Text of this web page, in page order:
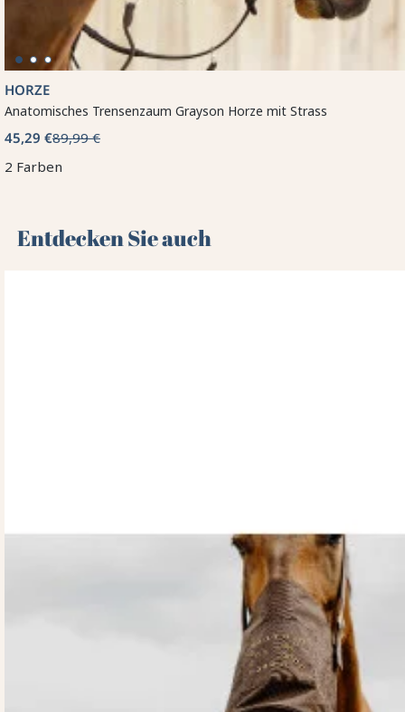
HORZE
Anatomisches Trensenzaum Grayson Horze mit Strass
45,29 €89,99 €
2 Farben
Entdecken Sie auch 🌻